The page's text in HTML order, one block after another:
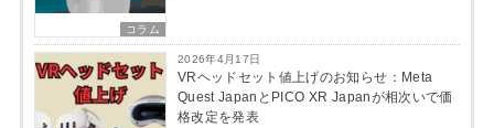
コラム
2026年4月17日
VRヘッドセット値上げのお知らせ：Meta
Quest JapanとPICO XR Japanが相次いで価
格改定を発表